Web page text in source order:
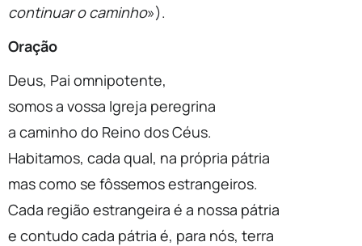
continuar o caminho»).
Oração
Deus, Pai omnipotente,
somos a vossa Igreja peregrina
a caminho do Reino dos Céus.
Habitamos, cada qual, na própria pátria
mas como se fôssemos estrangeiros.
Cada região estrangeira é a nossa pátria
e contudo cada pátria é, para nós, terra